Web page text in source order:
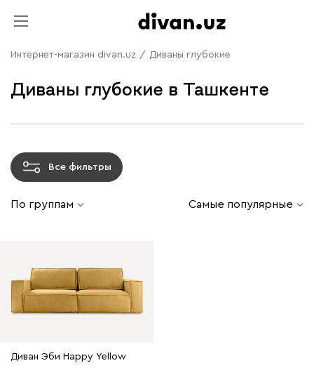
Интернет-магазин divan.uz / Диваны глубокие
Диваны глубокие в Ташкенте
Все фильтры
По группам Самые популярные
Диван Эби Happy Yellow